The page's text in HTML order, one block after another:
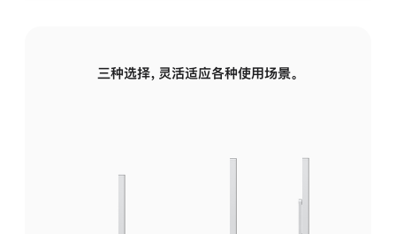
三种选择，灵活适应各种使用场景。